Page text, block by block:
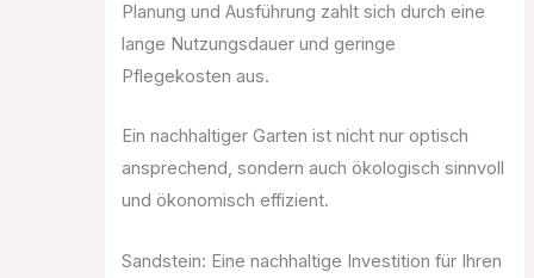
Planung und Ausführung zahlt sich durch eine
lange Nutzungsdauer und geringe
Pflegekosten aus.
Ein nachhaltiger Garten ist nicht nur optisch
ansprechend, sondern auch ökologisch sinnvoll
und ökonomisch effizient.
Sandstein: Eine nachhaltige Investition für Ihren